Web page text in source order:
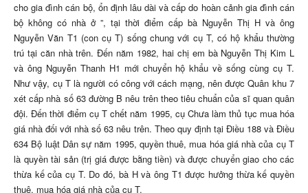
cho gia đình cán bộ, ổn định lâu dài và cấp do hoàn cảnh gia đình cán
bộ không có nhà ở ”, tại thời điểm cấp bà Nguyễn Thị H và ông
Nguyễn Văn T1 (con cụ T) sống chung với cụ T, có hộ khẩu thường
trú tại căn nhà trên. Đến năm 1982, hai chị em bà Nguyễn Thị Kim L
và ông Nguyễn Thanh H1 mới chuyển hộ khẩu về sống cùng cụ T.
Như vậy, cụ T là người có công với cách mạng, nên được Quân khu 7
xét cấp nhà số 63 đường B nêu trên theo tiêu chuẩn của sĩ quan quân
đội. Đến thời điểm cụ T chết năm 1995, cụ Chưa làm thủ tục mua hóa
giá nhà đối với nhà số 63 nêu trên. Theo quy định tại Điều 188 và Điều
634 Bộ luật Dân sự năm 1995, quyền thuê, mua hóa giá nhà của cụ T
là quyền tài sản (trị giá được bằng tiền) và được chuyển giao cho các
thừa kế của cụ T. Do đó, bà H và ông T1 được hưởng thừa kế quyền
thuê, mua hóa giá nhà của cụ T.